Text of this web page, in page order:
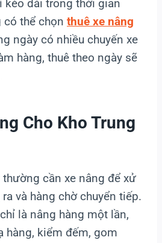
kéo dài trong thời gian
có thể chọn thuê xe nâng
ngày có nhiều chuyến xe
hàng, thuê theo ngày sẽ
Cho Kho Trung
thường cần xe nâng để xử
và hàng chờ chuyển tiếp.
là nâng hàng một lần,
hàng, kiểm đếm, gom